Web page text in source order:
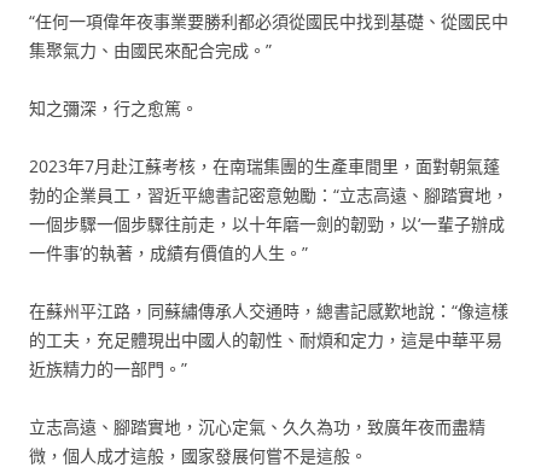
“任何一項偉年夜事業要勝利都必須從國民中找到基礎、從國民中
集聚氣力、由國民來配合完成。”
知之彌深，行之愈篤。
2023年7月赴江蘇考核，在南瑞集團的生產車間里，面對朝氣蓬
勃的企業員工，習近平總書記密意勉勵：“立志高遠、腳踏實地，
一個步驟一個步驟往前走，以十年磨一劍的韌勁，以‘一輩子辦成
一件事’的執著，成績有價值的人生。”
在蘇州平江路，同蘇繡傳承人交通時，總書記感歎地說：“像這樣
的工夫，充足體現出中國人的韌性、耐煩和定力，這是中華平易
近族精力的一部門。”
立志高遠、腳踏實地，沉心定氣、久久為功，致廣年夜而盡精
微，個人成才這般，國家發展何嘗不是這般。